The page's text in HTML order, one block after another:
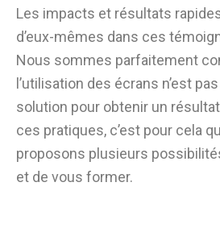
Les impacts et résultats
d’eux-mêmes dans ces
Nous sommes parfaitement
l’utilisation des écrans n’est
solution pour obtenir un
ces pratiques, c’est pour cela
proposons plusieurs
et de vous former.